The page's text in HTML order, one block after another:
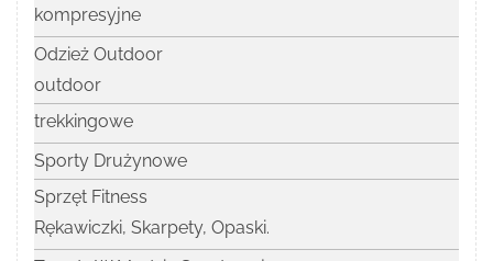
kompresyjne
Odzież Outdoor
outdoor
trekkingowe
Sporty Drużynowe
Sprzęt Fitness
Rękawiczki, Skarpety, Opaski.